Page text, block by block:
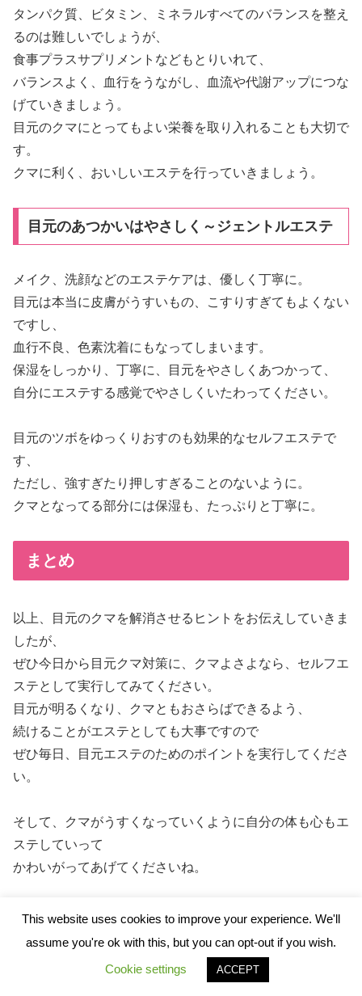
タンパク質、ビタミン、ミネラルすべてのバランスを整え
るのは難しいでしょうが、
食事プラスサプリメントなどもとりいれて、
バランスよく、血行をうながし、血流や代謝アップにつな
げていきましょう。
目元のクマにとってもよい栄養を取り入れることも大切で
す。
クマに利く、おいしいエステを行っていきましょう。
目元のあつかいはやさしく～ジェントルエステ
メイク、洗顔などのエステケアは、優しく丁寧に。
目元は本当に皮膚がうすいもの、こすりすぎてもよくない
ですし、
血行不良、色素沈着にもなってしまいます。
保湿をしっかり、丁寧に、目元をやさしくあつかって、
自分にエステする感覚でやさしくいたわってください。
目元のツボをゆっくりおすのも効果的なセルフエステで
す、
ただし、強すぎたり押しすぎることのないように。
クマとなってる部分には保湿も、たっぷりと丁寧に。
まとめ
以上、目元のクマを解消させるヒントをお伝えしていきま
したが、
ぜひ今日から目元クマ対策に、クマよさよなら、セルフエ
ステとして実行してみてください。
目元が明るくなり、クマともおさらばできるよう、
続けることがエステとしても大事ですので
ぜひ毎日、目元エステのためのポイントを実行してくださ
い。
そして、クマがうすくなっていくように自分の体も心もエ
ステしていって
かわいがってあげてくださいね。
This website uses cookies to improve your experience. We'll
assume you're ok with this, but you can opt-out if you wish.
Cookie settings
ACCEPT